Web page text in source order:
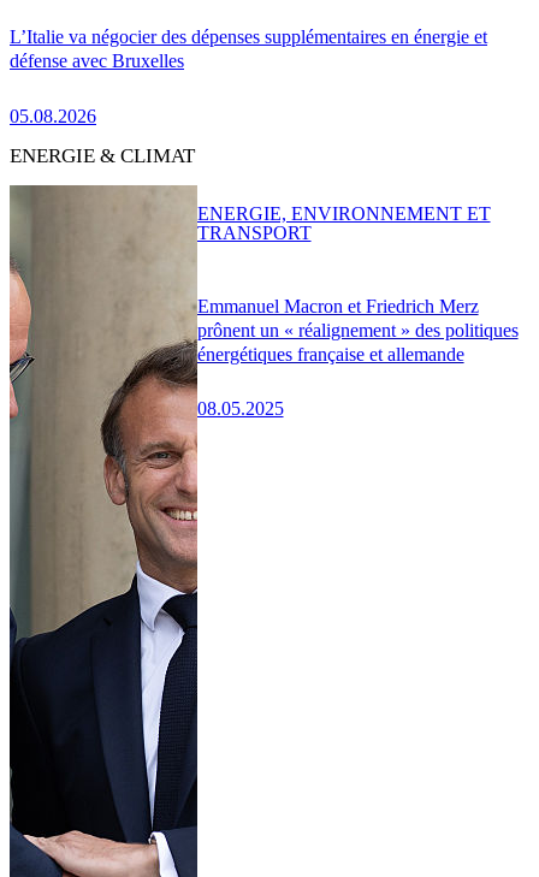
L’Italie va négocier des dépenses supplémentaires en énergie et
défense avec Bruxelles
05.08.2026
ENERGIE & CLIMAT
Emmanuel Macron et Friedrich Merz
prônent un « réalignement » des politiques
énergétiques française et allemande
08.05.2025
ENERGIE, ENVIRONNEMENT ET
TRANSPORT